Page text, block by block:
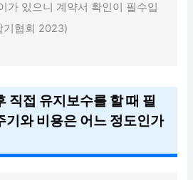
가 있으니 계약서 확인이 필수입
기협회 2023)
직접 유지보수를 할 때 필
기와 비용은 어느 정도인가